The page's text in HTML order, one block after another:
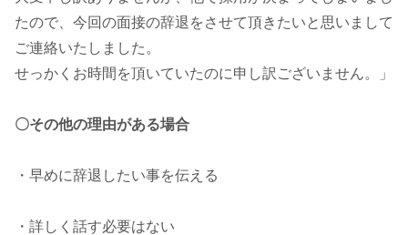
たので、今回の面接の辞退をさせて頂きたいと思いまして
ご連絡いたしました。
せっかくお時間を頂いていたのに申し訳ございません。」
〇その他の理由がある場合
・早めに辞退したい事を伝える
・詳しく話す必要はない